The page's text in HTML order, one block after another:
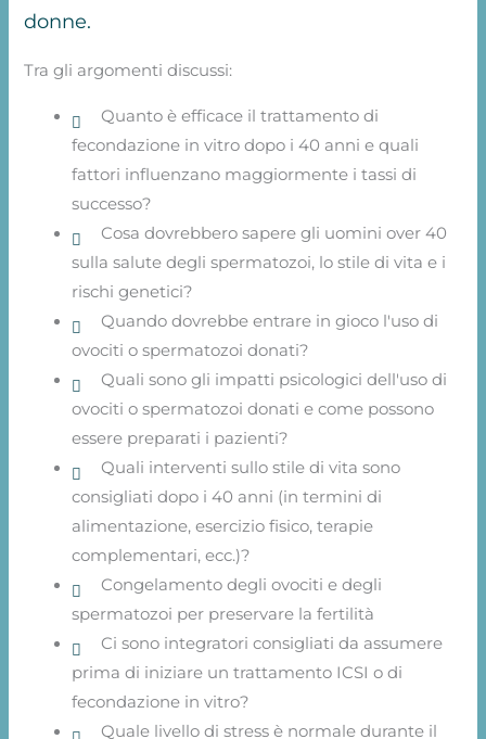
donne.
Tra gli argomenti discussi:
Quanto è efficace il trattamento di
fecondazione in vitro dopo i 40 anni e quali
fattori influenzano maggiormente i tassi di
successo?
Cosa dovrebbero sapere gli uomini over 40
sulla salute degli spermatozoi, lo stile di vita e i
rischi genetici?
Quando dovrebbe entrare in gioco l'uso di
ovociti o spermatozoi donati?
Quali sono gli impatti psicologici dell'uso di
ovociti o spermatozoi donati e come possono
essere preparati i pazienti?
Quali interventi sullo stile di vita sono
consigliati dopo i 40 anni (in termini di
alimentazione, esercizio fisico, terapie
complementari, ecc.)?
Congelamento degli ovociti e degli
spermatozoi per preservare la fertilità
Ci sono integratori consigliati da assumere
prima di iniziare un trattamento ICSI o di
fecondazione in vitro?
Quale livello di stress è normale durante il